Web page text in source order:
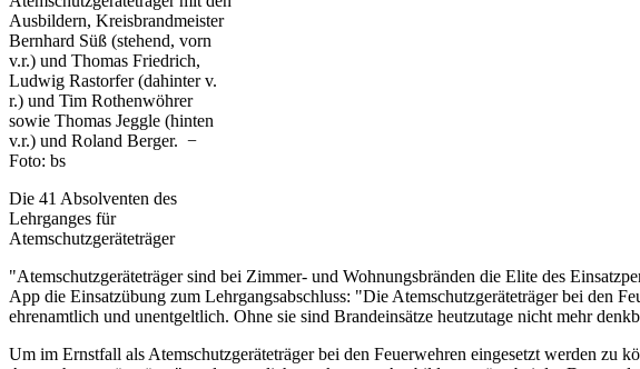
Die 41 Absolventen des
Lehrganges für
Atemschutzgeräteträger
"Atemschutzgeräteträger sind bei Zimmer- und Wohnungsbränden die Elite des
App die Einsatzübung zum Lehrgangsabschluss: "Die Atemschutzgeräteträger bei den
ehrenamtlich und unentgeltlich. Ohne sie sind Brandeinsätze heutzutage nicht mehr
Um im Ernstfall als Atemschutzgeräteträger bei den Feuerwehren eingesetzt werden zu